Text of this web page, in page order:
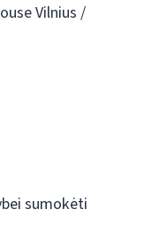
Vilnius /
sumokėti